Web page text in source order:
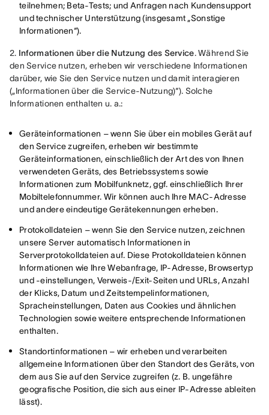
teilnehmen; Beta-Tests; und Anfragen nach Kundensupport
und technischer Unterstützung (insgesamt „Sonstige
Informationen“).
2. Informationen über die Nutzung des Service. Während Sie
den Service nutzen, erheben wir verschiedene Informationen
darüber, wie Sie den Service nutzen und damit interagieren
(„Informationen über die Service-Nutzung)“). Solche
Informationen enthalten u. a.:
Geräteinformationen – wenn Sie über ein mobiles Gerät auf
den Service zugreifen, erheben wir bestimmte
Geräteinformationen, einschließlich der Art des von Ihnen
verwendeten Geräts, des Betriebssystems sowie
Informationen zum Mobilfunknetz, ggf. einschließlich Ihrer
Mobiltelefonnummer. Wir können auch Ihre MAC-Adresse
und andere eindeutige Gerätekennungen erheben.
Protokolldateien – wenn Sie den Service nutzen, zeichnen
unsere Server automatisch Informationen in
Serverprotokolldateien auf. Diese Protokolldateien können
Informationen wie Ihre Webanfrage, IP-Adresse, Browsertyp
und -einstellungen, Verweis-/Exit-Seiten und URLs, Anzahl
der Klicks, Datum und Zeitstempelinformationen,
Spracheinstellungen, Daten aus Cookies und ähnlichen
Technologien sowie weitere entsprechende Informationen
enthalten.
Standortinformationen – wir erheben und verarbeiten
allgemeine Informationen über den Standort des Geräts, von
dem aus Sie auf den Service zugreifen (z. B. ungefähre
geografische Position, die sich aus einer IP-Adresse ableiten
lässt).